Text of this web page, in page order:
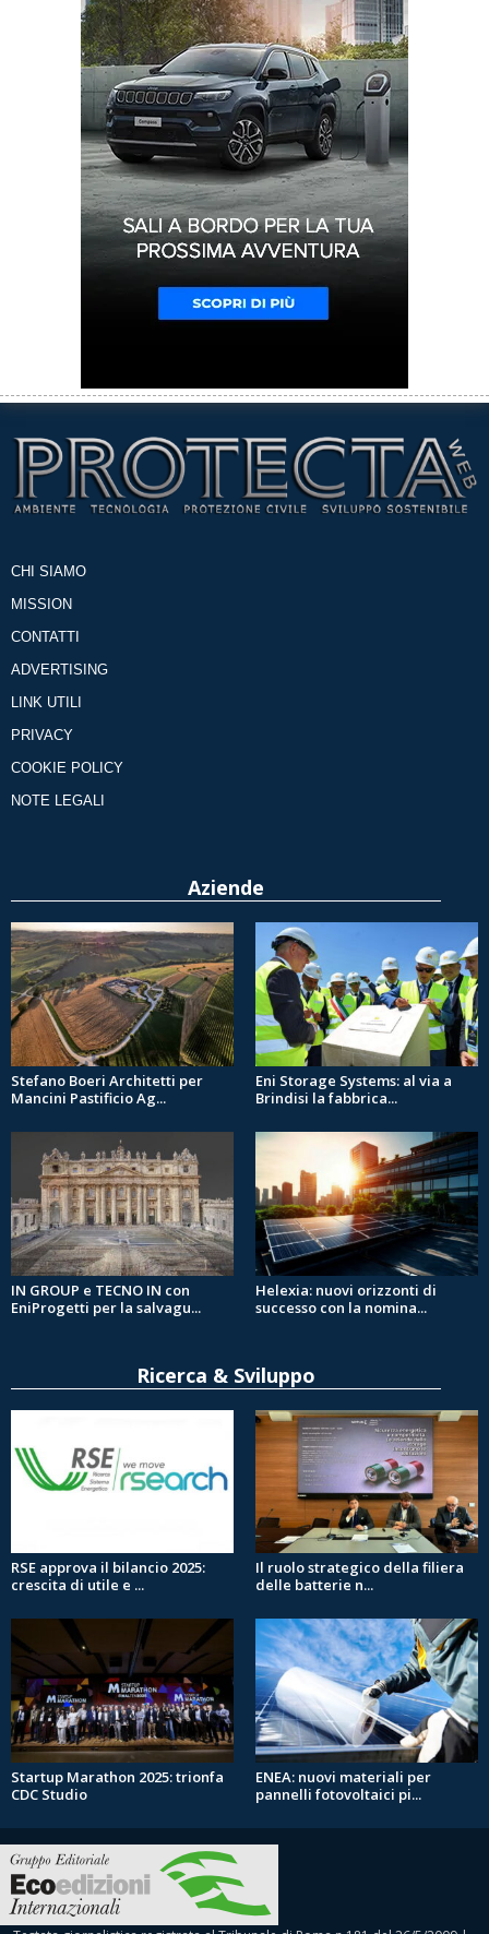
CHI SIAMO
MISSION
CONTATTI
ADVERTISING
LINK UTILI
PRIVACY
COOKIE POLICY
NOTE LEGALI
Aziende
Stefano Boeri Architetti per
Mancini Pastificio Ag...
Eni Storage Systems: al via a
Brindisi la fabbrica...
IN GROUP e TECNO IN con
EniProgetti per la salvagu...
Helexia: nuovi orizzonti di
successo con la nomina...
Ricerca & Sviluppo
RSE approva il bilancio 2025:
crescita di utile e ...
Il ruolo strategico della filiera
delle batterie n...
Startup Marathon 2025: trionfa
CDC Studio
ENEA: nuovi materiali per
pannelli fotovoltaici pi...